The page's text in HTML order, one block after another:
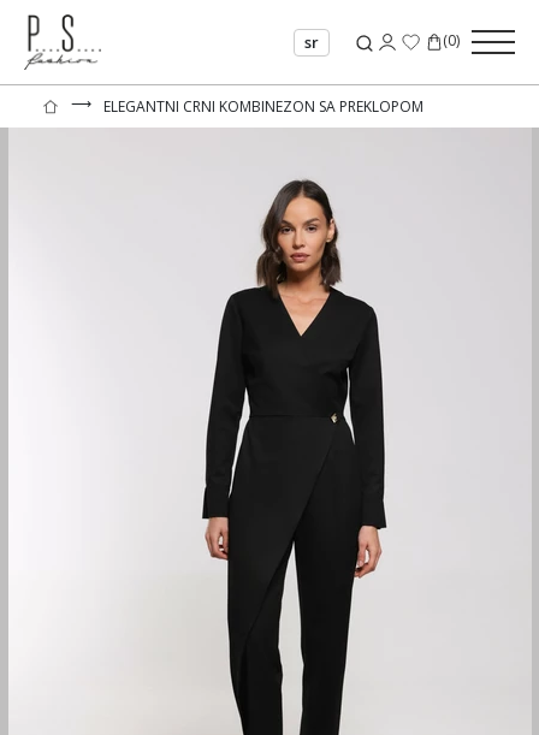
sr (0)
⟶ ELEGANTNI CRNI KOMBINEZON SA PREKLOPOM